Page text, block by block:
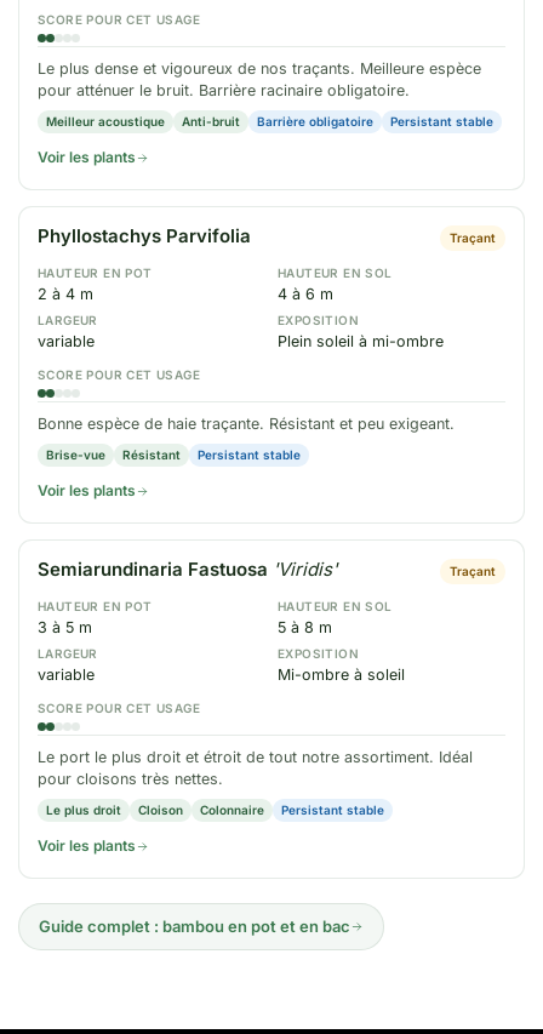
SCORE POUR CET USAGE
Le plus dense et vigoureux de nos traçants. Meilleure espèce
pour atténuer le bruit. Barrière racinaire obligatoire.
Meilleur acoustique Anti-bruit Barrière obligatoire Persistant stable
Voir les plants
Phyllostachys Parvifolia Traçant
HAUTEUR EN POT
2 à 4 m
HAUTEUR EN SOL
4 à 6 m
LARGEUR
variable
EXPOSITION
Plein soleil à mi-ombre
SCORE POUR CET USAGE
Bonne espèce de haie traçante. Résistant et peu exigeant.
Brise-vue Résistant Persistant stable
Voir les plants
Semiarundinaria Fastuosa 'Viridis' Traçant
HAUTEUR EN POT
3 à 5 m
HAUTEUR EN SOL
5 à 8 m
LARGEUR
variable
EXPOSITION
Mi-ombre à soleil
SCORE POUR CET USAGE
Le port le plus droit et étroit de tout notre assortiment. Idéal
pour cloisons très nettes.
Le plus droit Cloison Colonnaire Persistant stable
Voir les plants
Guide complet : bambou en pot et en bac